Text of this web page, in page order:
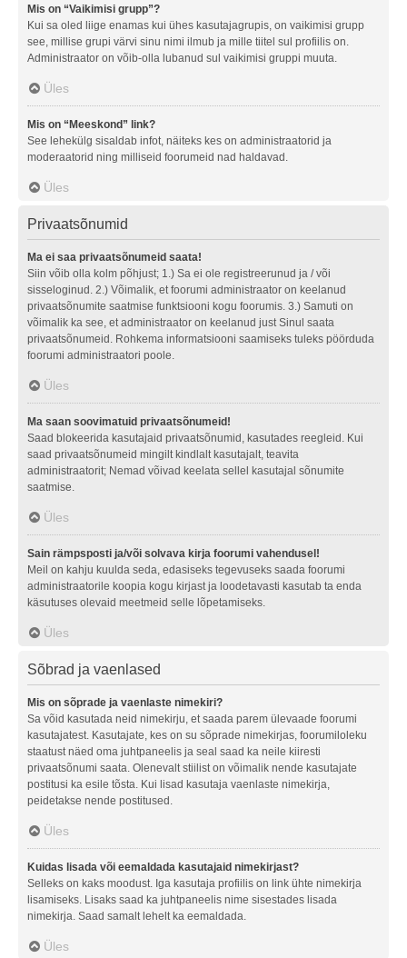
Mis on “Vaikimisi grupp”?
Kui sa oled liige enamas kui ühes kasutajagrupis, on vaikimisi grupp
see, millise grupi värvi sinu nimi ilmub ja mille tiitel sul profiilis on.
Administraator on võib-olla lubanud sul vaikimisi gruppi muuta.
Üles
Mis on “Meeskond” link?
See lehekülg sisaldab infot, näiteks kes on administraatorid ja
moderaatorid ning milliseid foorumeid nad haldavad.
Üles
Privaatsõnumid
Ma ei saa privaatsõnumeid saata!
Siin võib olla kolm põhjust; 1.) Sa ei ole registreerunud ja / või
sisseloginud. 2.) Võimalik, et foorumi administraator on keelanud
privaatsõnumite saatmise funktsiooni kogu foorumis. 3.) Samuti on
võimalik ka see, et administraator on keelanud just Sinul saata
privaatsõnumeid. Rohkema informatsiooni saamiseks tuleks pöörduda
foorumi administraatori poole.
Üles
Ma saan soovimatuid privaatsõnumeid!
Saad blokeerida kasutajaid privaatsõnumid, kasutades reegleid. Kui
saad privaatsõnumeid mingilt kindlalt kasutajalt, teavita
administraatorit; Nemad võivad keelata sellel kasutajal sõnumite
saatmise.
Üles
Sain rämpsposti ja/või solvava kirja foorumi vahendusel!
Meil on kahju kuulda seda, edasiseks tegevuseks saada foorumi
administraatorile koopia kogu kirjast ja loodetavasti kasutab ta enda
käsutuses olevaid meetmeid selle lõpetamiseks.
Üles
Sõbrad ja vaenlased
Mis on sõprade ja vaenlaste nimekiri?
Sa võid kasutada neid nimekirju, et saada parem ülevaade foorumi
kasutajatest. Kasutajate, kes on su sõprade nimekirjas, foorumiloleku
staatust näed oma juhtpaneelis ja seal saad ka neile kiiresti
privaatsõnumi saata. Olenevalt stiilist on võimalik nende kasutajate
postitusi ka esile tõsta. Kui lisad kasutaja vaenlaste nimekirja,
peidetakse nende postitused.
Üles
Kuidas lisada või eemaldada kasutajaid nimekirjast?
Selleks on kaks moodust. Iga kasutaja profiilis on link ühte nimekirja
lisamiseks. Lisaks saad ka juhtpaneelis nime sisestades lisada
nimekirja. Saad samalt lehelt ka eemaldada.
Üles